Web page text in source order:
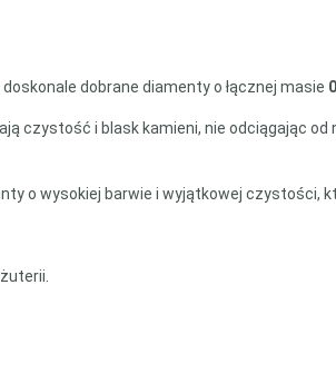
dobrane diamenty o łącznej masie
czystość i blask kamieni, nie odciągając
o wysokiej barwie i wyjątkowej czystości,